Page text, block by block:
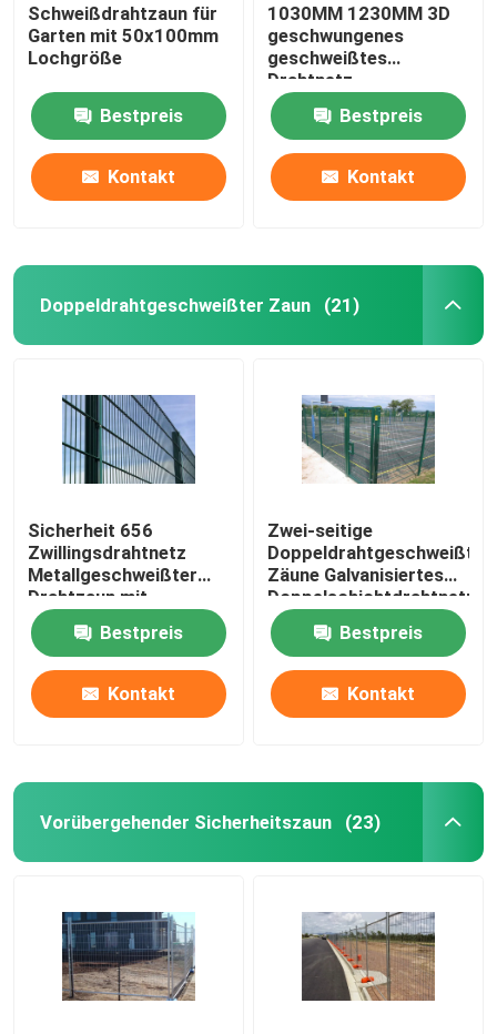
Schweißdrahtzaun für
Garten mit 50x100mm
Lochgröße
Bestpreis
Kontakt
1030MM 1230MM 3D
geschwungenes
geschweißtes
Drahtnetz
Dekorationsgartennetz
Zaun
Bestpreis
Kontakt
Doppeldrahtgeschweißter Zaun (21)
Sicherheit 656
Zwillingsdrahtnetz
Metallgeschweißter
Drahtzaun mit
Quadratpfosten
Bestpreis
Kontakt
Zwei-seitige
Doppeldrahtgeschweißte
Zäune Galvanisiertes
Doppelschichtdrahtnetz
Bestpreis
Kontakt
Vorübergehender Sicherheitszaun (23)